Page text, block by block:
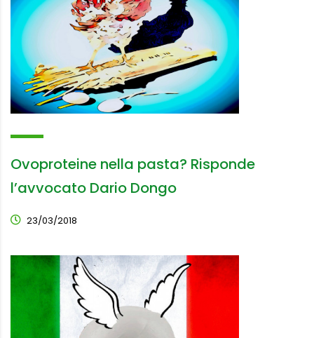
Ovoproteine nella pasta? Risponde
l’avvocato Dario Dongo
23/03/2018